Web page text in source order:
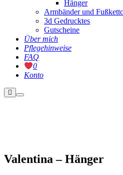
Hänger
Armbänder und
3d Gedrucktes
Gutscheine
Über mich
Pflegehinweise
FAQ
0
Konto
Weitere
Informationen
Hauptmenü
Valentina – Hänger